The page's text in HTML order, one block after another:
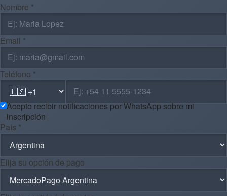
Nombre *
Email *
Teléfono *
Acepto recibir notificaciones por WhatsApp sobre mi
inscripción
País *
Elija su opción de pago